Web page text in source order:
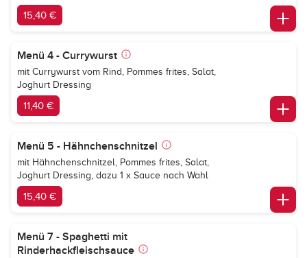
15,40 €
Menü 4 - Currywurst
mit Currywurst vom Rind, Pommes frites, Salat,
Joghurt Dressing
11,40 €
Menü 5 - Hähnchenschnitzel
mit Hähnchenschnitzel, Pommes frites, Salat,
Joghurt Dressing, dazu 1 x Sauce nach Wahl
15,40 €
Menü 7 - Spaghetti mit
Rinderhackfleischsauce